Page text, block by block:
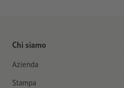
Chi siamo
Azienda
Stampa